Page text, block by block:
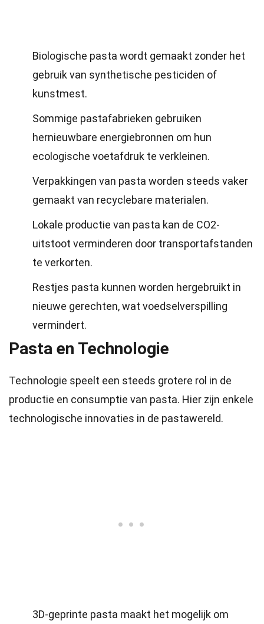
Biologische pasta wordt gemaakt zonder het
gebruik van synthetische pesticiden of
kunstmest.
Sommige pastafabrieken gebruiken
hernieuwbare energiebronnen om hun
ecologische voetafdruk te verkleinen.
Verpakkingen van pasta worden steeds vaker
gemaakt van recyclebare materialen.
Lokale productie van pasta kan de CO2-
uitstoot verminderen door transportafstanden
te verkorten.
Restjes pasta kunnen worden hergebruikt in
nieuwe gerechten, wat voedselverspilling
vermindert.
Pasta en Technologie
Technologie speelt een steeds grotere rol in de
productie en consumptie van pasta. Hier zijn enkele
technologische innovaties in de pastawereld.
3D-geprinte pasta maakt het mogelijk om